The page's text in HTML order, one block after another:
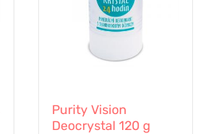
Purity Vision
Deocrystal 120 g